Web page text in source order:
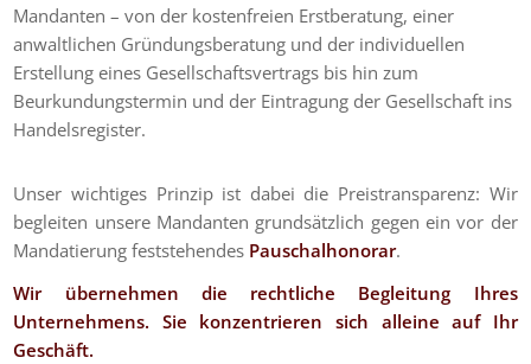
Mandanten – von der kostenfreien Erstberatung, einer
anwaltlichen Gründungsberatung und der individuellen
Erstellung eines Gesellschaftsvertrags bis hin zum
Beurkundungstermin und der Eintragung der Gesellschaft ins
Handelsregister.
Unser wichtiges Prinzip ist dabei die Preistransparenz: Wir
begleiten unsere Mandanten grundsätzlich gegen ein vor der
Mandatierung feststehendes Pauschalhonorar.
Wir übernehmen die rechtliche Begleitung Ihres
Unternehmens. Sie konzentrieren sich alleine auf Ihr
Geschäft.